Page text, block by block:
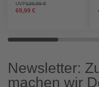
UVP129,99 €
69,99 €
Newsletter:
machen wir